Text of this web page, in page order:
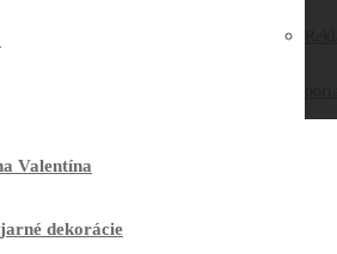
Valentína
dekorácie